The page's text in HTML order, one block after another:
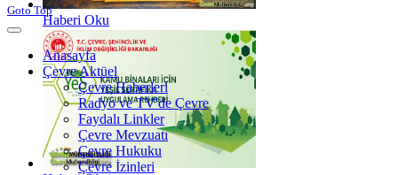
Haberi Oku
Goto Top
Anasayfa
Çevre Aktüel
Çevre Haberleri
Radyo ve TV'de Çevre
Faydalı Linkler
Çevre Mevzuatı
Çevre Hukuku
Çevre İzinleri